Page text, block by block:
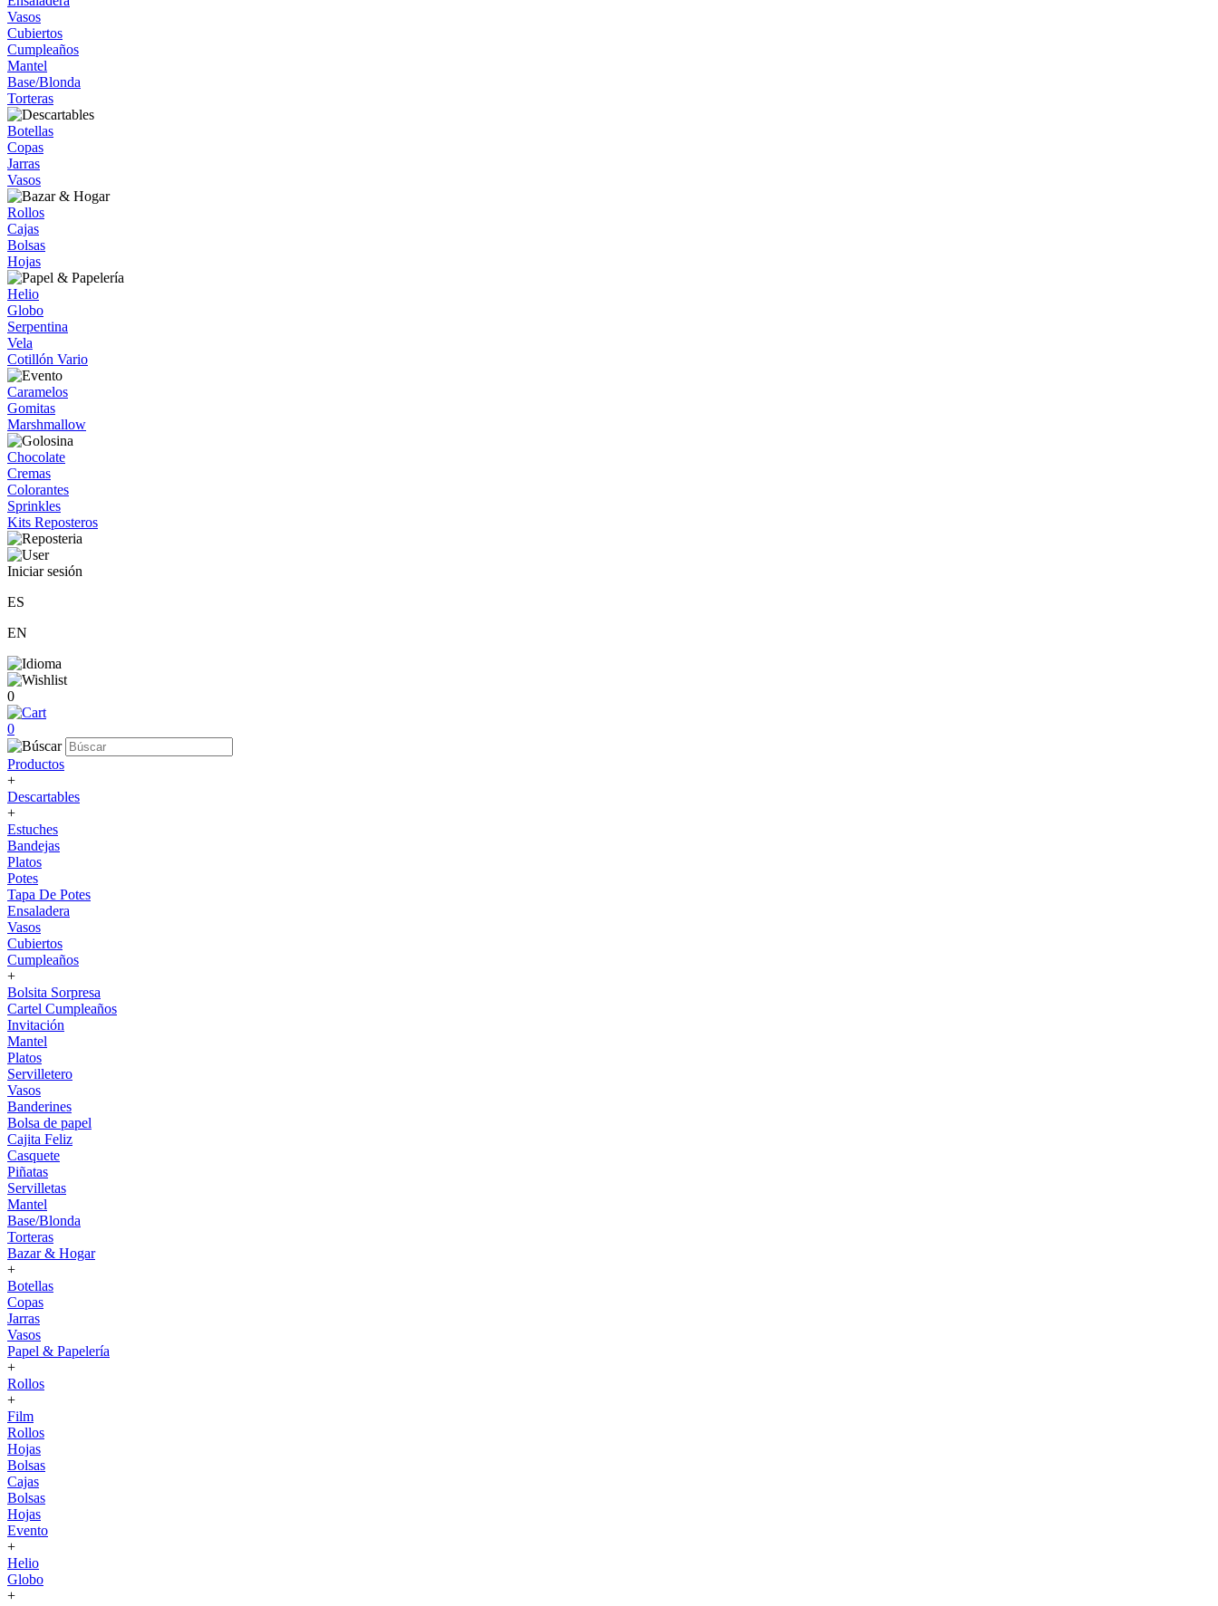
Vasos
Cubiertos
Cumpleaños
Mantel
Base/Blonda
Torteras
Botellas
Copas
Jarras
Vasos
Rollos
Cajas
Bolsas
Hojas
Helio
Globo
Serpentina
Vela
Cotillón Vario
Caramelos
Gomitas
Marshmallow
Chocolate
Cremas
Colorantes
Sprinkles
Kits Reposteros
Iniciar sesión
ES
EN
0
0
Productos
+
Descartables
+
Estuches
Bandejas
Platos
Potes
Tapa De Potes
Ensaladera
Vasos
Cubiertos
Cumpleaños
+
Bolsita Sorpresa
Cartel Cumpleaños
Invitación
Mantel
Platos
Servilletero
Vasos
Banderines
Bolsa de papel
Cajita Feliz
Casquete
Piñatas
Servilletas
Mantel
Base/Blonda
Torteras
Bazar & Hogar
+
Botellas
Copas
Jarras
Vasos
Papel & Papelería
+
Rollos
+
Film
Rollos
Hojas
Bolsas
Cajas
Bolsas
Hojas
Evento
+
Helio
Globo
+